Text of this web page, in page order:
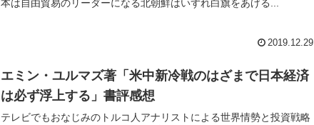
本は自由貿易のリーダーになる北朝鮮はいずれ白旗をあげる...
2019.12.29
エミン・ユルマズ著「米中新冷戦のはざまで日本経済
は必ず浮上する」書評感想
テレビでもおなじみのトルコ人アナリストによる世界情勢と投資戦略